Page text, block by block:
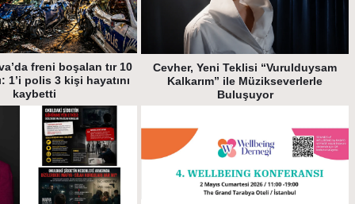
freni boşalan tır 10
1’i polis 3 kişi hayatını
kaybetti
Cevher, Yeni Teklisi “Vurulduysam
Kalkarım” ile Müzikseverlerle
Buluşuyor